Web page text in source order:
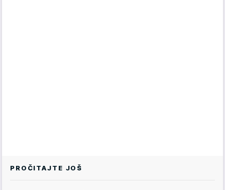
PROČITAJTE JOŠ